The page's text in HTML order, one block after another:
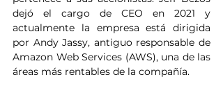
dejó el cargo de CEO en 2021 y
actualmente la empresa está dirigida
por Andy Jassy, antiguo responsable de
Amazon Web Services (AWS), una de las
áreas más rentables de la compañía.